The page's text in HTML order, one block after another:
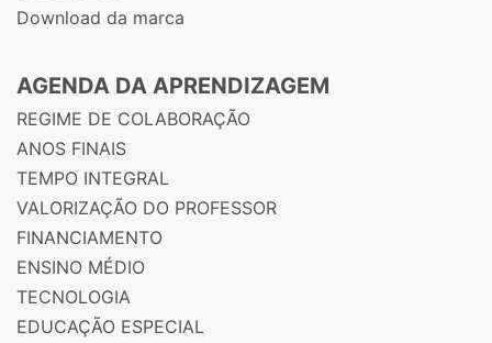
Download da marca
AGENDA DA APRENDIZAGEM
REGIME DE COLABORAÇÃO
ANOS FINAIS
TEMPO INTEGRAL
VALORIZAÇÃO DO PROFESSOR
FINANCIAMENTO
ENSINO MÉDIO
TECNOLOGIA
EDUCAÇÃO ESPECIAL